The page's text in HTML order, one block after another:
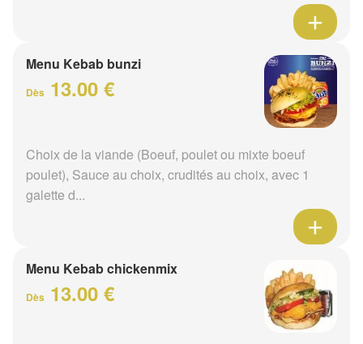
Menu Kebab bunzi
Dès 13.00 €
Choix de la viande (Boeuf, poulet ou mixte boeuf
poulet), Sauce au choix, crudités au choix, avec 1
galette d...
Menu Kebab chickenmix
Dès 13.00 €